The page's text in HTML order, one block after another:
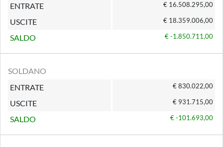
ENTRATE
€ 16.508.295,00
USCITE € 18.359.006,00
SALDO € -1.850.711,00
SOLDANO
ENTRATE
€ 830.022,00
USCITE € 931.715,00
SALDO € -101.693,00